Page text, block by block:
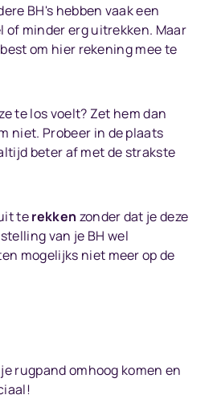
BH's hebben vaak een
minder erg uitrekken. Maar
om hier rekening mee te
te los voelt? Zet hem dan
niet. Probeer in de plaats
beter af met de strakste
terekken zonder dat je deze
van je BH wel
mogelijks niet meer op de
rugpand omhoog komen en